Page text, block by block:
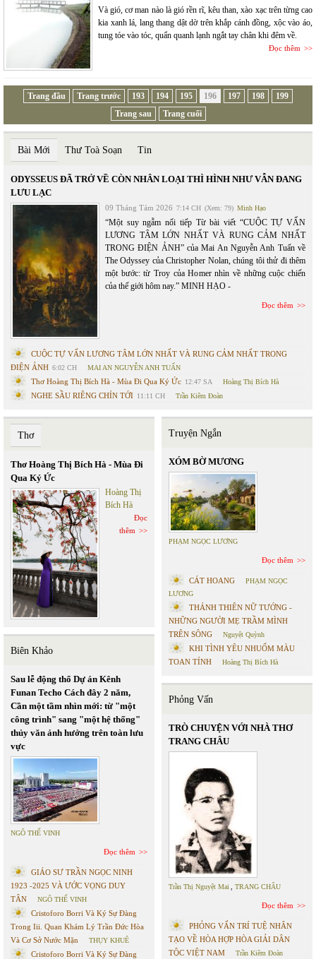
Và gió, cơ man nào là gió rền rĩ, kêu than, xào xạc trên từng cao
kia xanh lá, lang thang dật dờ trên khắp cánh đồng, xộc vào áo,
tung tóe vào tóc, quẩn quanh lạnh ngắt tay chân khi đêm về.
Đọc thêm
Trang đầu Trang trước 193 194 195 196 197 198
199
Trang sau
Trang cuối
Bài Mới Thư Toà Soạn Tin
ODYSSEUS ĐÃ TRỞ VỀ CÒN NHÂN LOẠI THÌ HÌNH NHƯ VẪN ĐANG
LƯU LẠC
09 Tháng Tám 2026 7:14 CH (Xem: 79) Minh Hạo
“Một suy ngẫm nối tiếp Từ bài viết “CUỘC TỰ VẤN
LƯƠNG TÂM LỚN NHẤT VÀ RUNG CẢM NHẤT
TRONG ĐIỆN ẢNH” của Mai An Nguyễn Anh Tuấn về
The Odyssey của Christopher Nolan, chúng tôi thử đi thêm
một bước: từ Troy của Homer nhìn về những cuộc chiến
của thế giới hôm nay.” MINH HẠO -
Đọc thêm
CUỘC TỰ VẤN LƯƠNG TÂM LỚN NHẤT VÀ RUNG CẢM NHẤT TRONG
ĐIỆN ẢNH 6:02 CH MAI AN NGUYỄN ANH TUẤN
Thơ Hoàng Thị Bích Hà - Mùa Đi Qua Ký Ức 12:47 SA Hoàng Thị Bích Hà
NGHE SẦU RIÊNG CHÍN TỚI 11:11 CH Trần Kiêm Đoàn
Thơ
Thơ Hoàng Thị Bích Hà - Mùa Đi
Qua Ký Ức
Hoàng Thị
Bích Hà
Đọc
thêm
Biên Khảo
Sau lễ động thổ Dự án Kênh
Funan Techo Cách đây 2 năm,
Cần một tầm nhìn mới: từ "một
công trình" sang "một hệ thống"
thủy văn ảnh hưởng trên toàn lưu
vực
NGÔ THẾ VINH
Đọc thêm
GIÁO SƯ TRẦN NGỌC NINH
1923 -2025 VÀ ƯỚC VỌNG DUY
TÂN
NGÔ THẾ VINH
Cristoforo Borri Và Ký Sự Đàng
Trong Iii. Quan Khám Lý Trần Đức Hòa
Và Cơ Sở Nước Mặn
THỤY KHUÊ
Cristoforo Borri Và Ký Sự Đàng
Truyện Ngắn
XÓM BỜ MƯƠNG
PHẠM NGỌC LƯƠNG
Đọc thêm
CÁT HOANG
PHẠM NGỌC
LƯƠNG
THÁNH THIÊN NỮ TƯỚNG -
NHỮNG NGƯỜI MẸ TRẦM MÌNH
TRÊN SÔNG
Nguyệt Quỳnh
KHI TÌNH YÊU NHUỐM MÀU
TOAN TÍNH
Hoàng Thị Bích Hà
Phỏng Vấn
TRÒ CHUYỆN VỚI NHÀ THƠ
TRANG CHÂU
Trần Thị Nguyệt Mai TRANG CHÂU
Đọc thêm
PHỎNG VẤN TRÍ TUỆ NHÂN
TẠO VỀ HÒA HỢP HÒA GIẢI DÂN
TỘC VIỆT NAM
Trần Kiêm Đoàn